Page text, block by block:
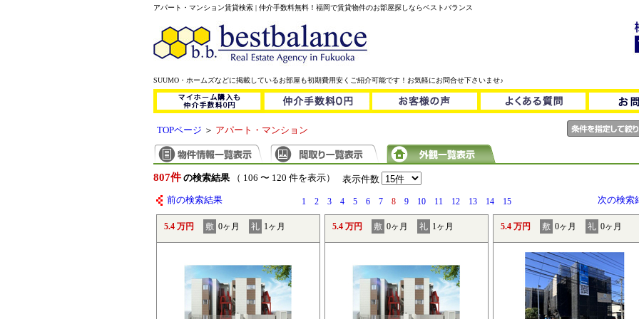
アパート・マンション賃貸検索 | 仲介手数料無料！福岡で賃貸物件のお部屋探しならベストバランス
SUUMO・ホームズなどに掲載しているお部屋も初期費用安くご紹介可能です！お気軽にお問合せ下さいませ♪
TOPページ ＞ アパート・マンション
807件 の検索結果（ 106 〜 120 件を表示） 表示件数
前の検索結果 1 2 3 4 5 6 7 8 9 10 11 12 13 14 15 次の検索
5.4 万円 敷 0ヶ月 礼 1ヶ月 5.4 万円 敷 0ヶ月 礼 1ヶ月 5.4 万円 敷 0ヶ月 礼 0ヶ月